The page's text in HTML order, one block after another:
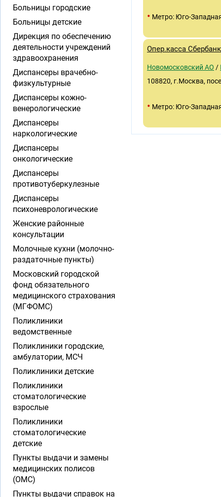
• Метро: Юго-
Опер.касса
Новомосковский АО /
108820, г.Москва,
• Метро: Юго-
Больницы городские
Больницы детские
Дирекция по обеспечению
деятельности учреждений
здравоохранения
Диспансеры врачебно-
физкультурные
Диспансеры кожно-
венерологические
Диспансеры
наркологические
Диспансеры
онкологические
Диспансеры
противотуберкулезные
Диспансеры
психоневрологические
Женские районные
консультации
Молочные кухни (молочно-
раздаточные пункты)
Московский городской
фонд обязательного
медицинского страхования
(МГФОМС)
Поликлиники
ведомственные
Поликлиники городские,
амбулатории, МСЧ
Поликлиники детские
Поликлиники
стоматологические
взрослые
Поликлиники
стоматологические
детские
Пункты выдачи и замены
медицинских полисов
(ОМС)
Пункты выдачи справок на